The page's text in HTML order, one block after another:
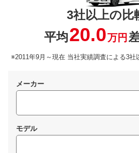
3社以上の比
平均20.0万円
※2011年9月～現在 当社実績調査による3社
メーカー
モデル